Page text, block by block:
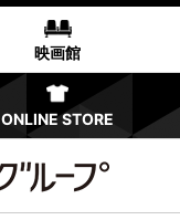
映画館
ONLINE STORE